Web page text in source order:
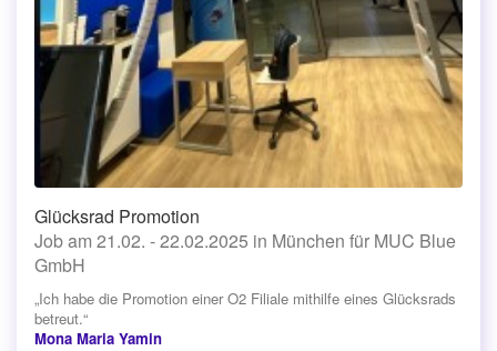
Glücksrad Promotion
Job am 21.02. - 22.02.2025 in München für MUC Blue
GmbH
„Ich habe die Promotion einer O2 Filiale mithilfe eines Glücksrads
betreut.“
Mona Maria Yamin